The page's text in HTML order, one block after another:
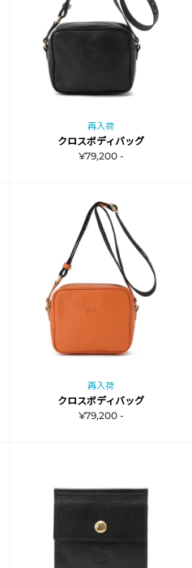
再入荷
クロスボディバッグ
¥79,200 -
再入荷
クロスボディバッグ
¥79,200 -